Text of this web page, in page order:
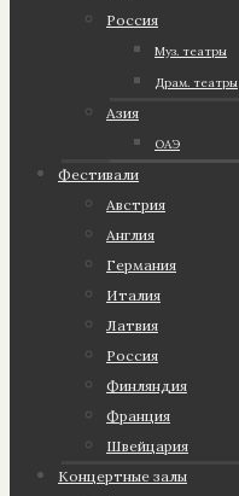
Россия
Муз. театры
Драм. театры
Азия
ОАЭ
Фестивали
Австрия
Англия
Германия
Италия
Латвия
Россия
Финляндия
Франция
Швейцария
Концертные залы